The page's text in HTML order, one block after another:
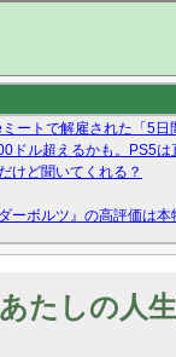
トで解雇された「5日
ル超えるかも。PS5は
けど聞いてくれる？
ーボルツ』の高評価は
出演も新規獲得ならず
あたしの人